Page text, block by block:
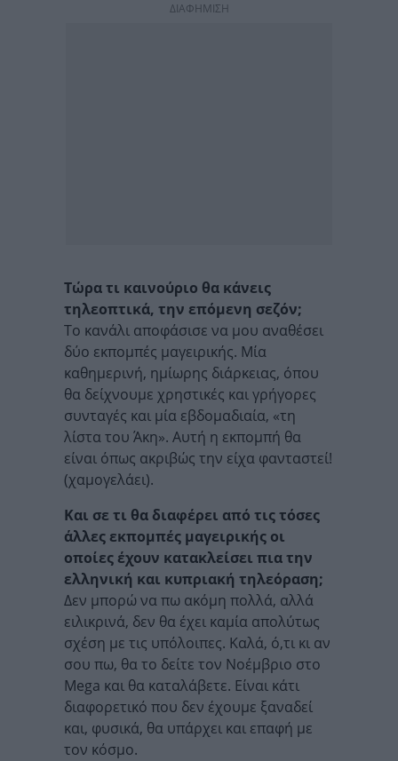
ΔΙΑΦΗΜΙΣΗ
Τώρα τι καινούριο θα κάνεις
τηλεοπτικά, την επόμενη σεζόν;
Το κανάλι αποφάσισε να μου αναθέσει
δύο εκπομπές μαγειρικής. Μία
καθημερινή, ημίωρης διάρκειας, όπου
θα δείχνουμε χρηστικές και γρήγορες
συνταγές και μία εβδομαδιαία, «τη
λίστα του Άκη». Αυτή η εκπομπή θα
είναι όπως ακριβώς την είχα φανταστεί!
(χαμογελάει).
Και σε τι θα διαφέρει από τις τόσες
άλλες εκπομπές μαγειρικής οι
οποίες έχουν κατακλείσει πια την
ελληνική και κυπριακή τηλεόραση;
Δεν μπορώ να πω ακόμη πολλά, αλλά
ειλικρινά, δεν θα έχει καμία απολύτως
σχέση με τις υπόλοιπες. Καλά, ό,τι κι αν
σου πω, θα το δείτε τον Νοέμβριο στο
Mega και θα καταλάβετε. Είναι κάτι
διαφορετικό που δεν έχουμε ξαναδεί
και, φυσικά, θα υπάρχει και επαφή με
τον κόσμο.